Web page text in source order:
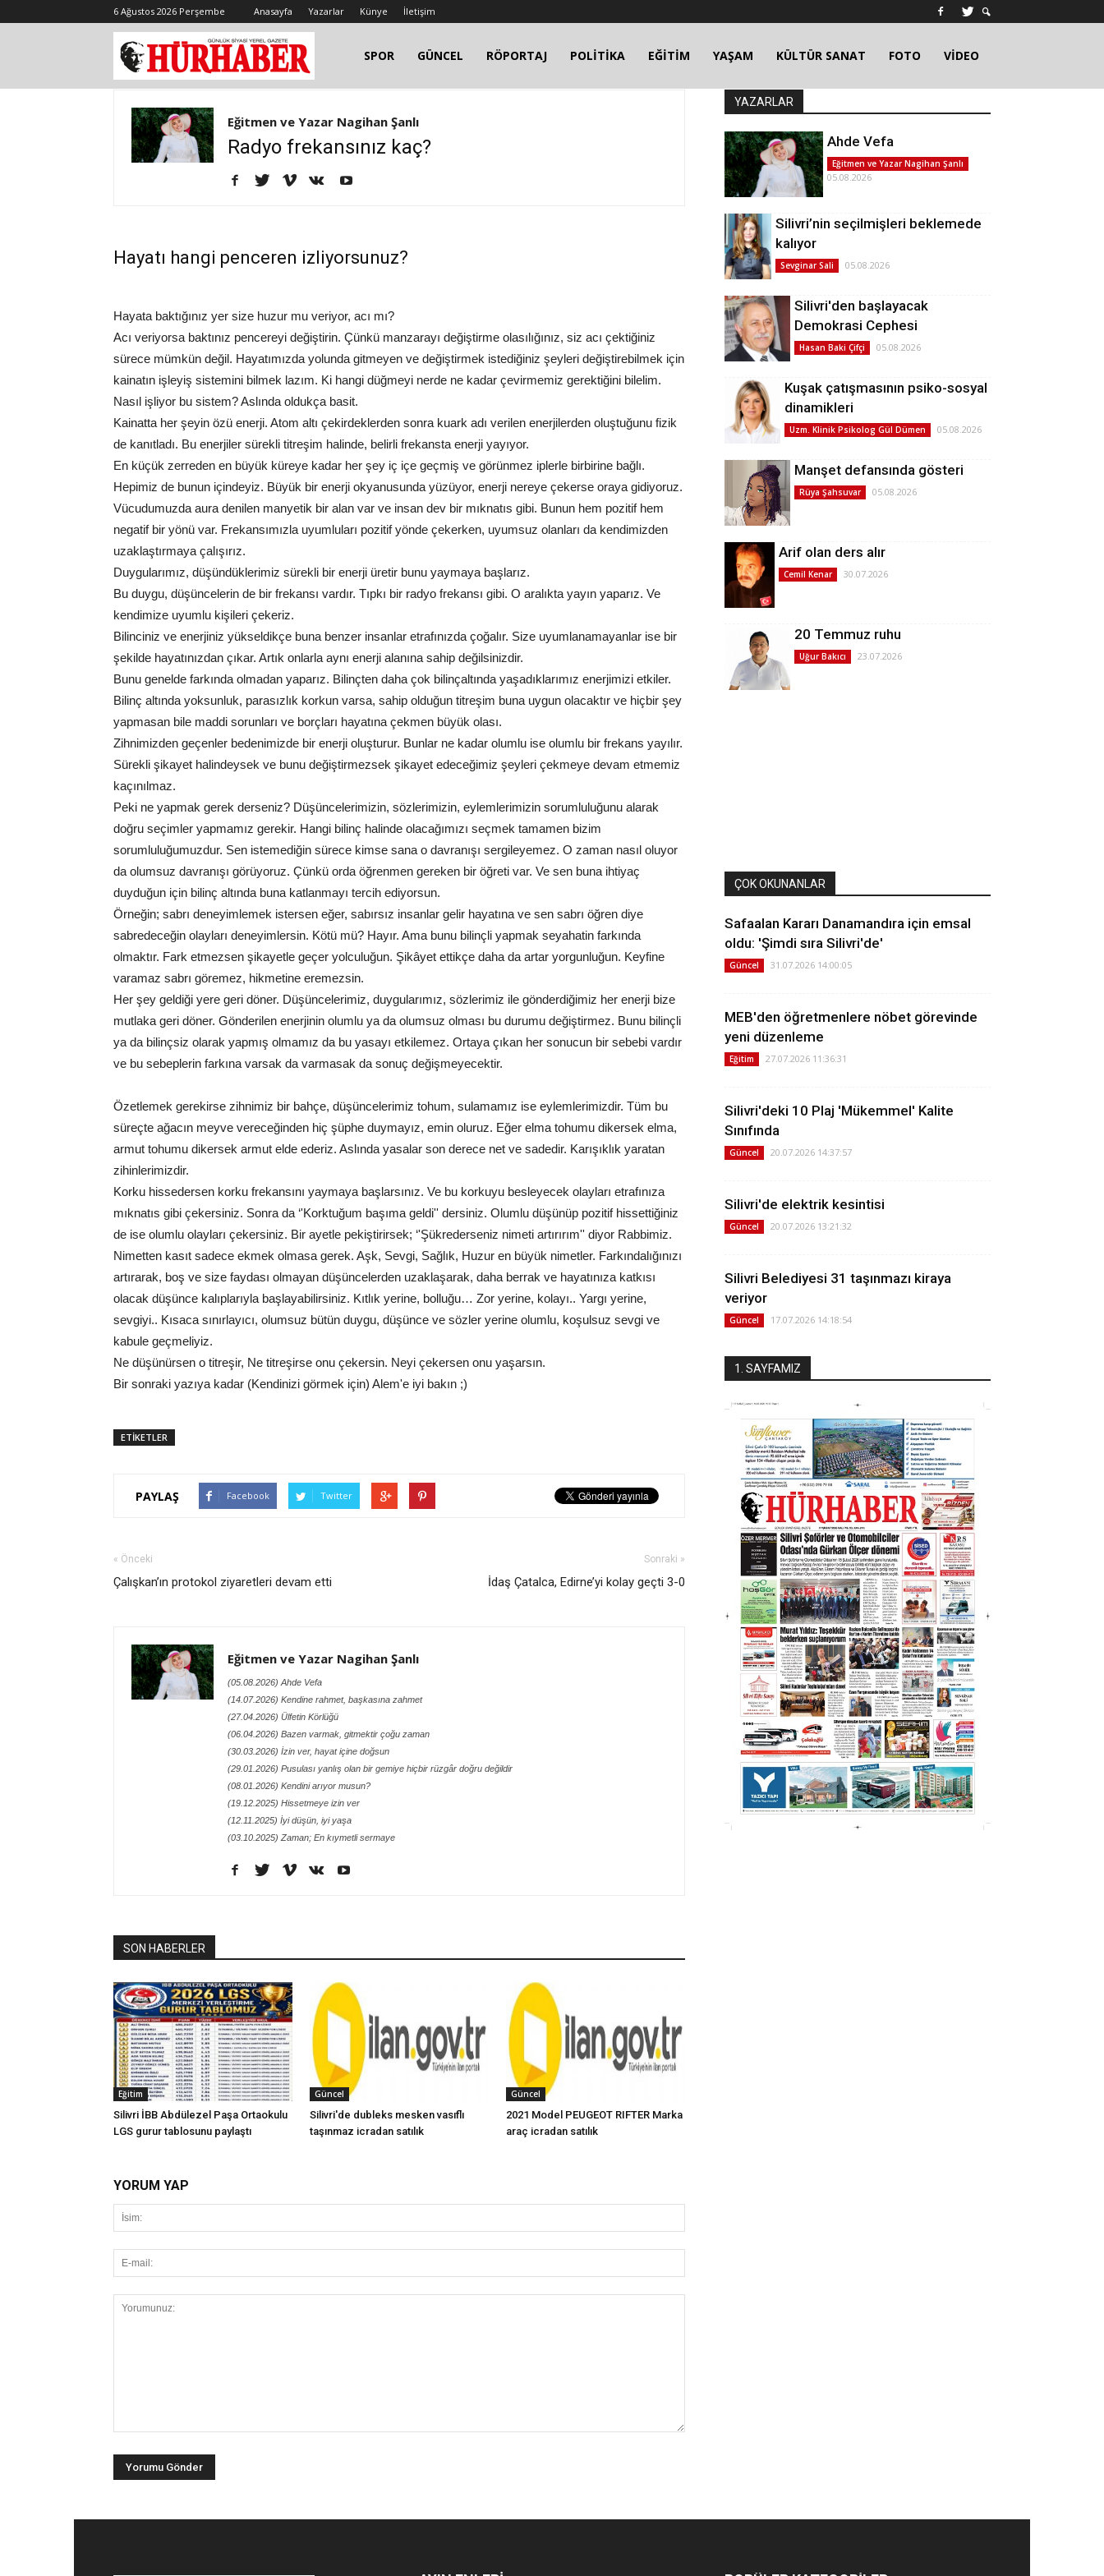
6 Ağustos 2026 Perşembe Anasayfa Yazarlar Künye İletişim
SPOR GÜNCEL RÖPORTAJ POLİTİKA EĞİTİM YAŞAM KÜLTÜR SANAT FOTO VİDEO
Eğitmen ve Yazar Nagihan Şanlı
Radyo frekansınız kaç?
Hayatı hangi penceren izliyorsunuz?
Hayata baktığınız yer size huzur mu veriyor, acı mı?
Acı veriyorsa baktınız pencereyi değiştirin. Çünkü manzarayı değiştirme olasılığınız, siz acı çektiğiniz
sürece mümkün değil. Hayatımızda yolunda gitmeyen ve değiştirmek istediğiniz şeyleri değiştirebilmek için
kainatın işleyiş sistemini bilmek lazım. Ki hangi düğmeyi nerde ne kadar çevirmemiz gerektiğini bilelim.
Nasıl işliyor bu sistem? Aslında oldukça basit.
Kainatta her şeyin özü enerji. Atom altı çekirdeklerden sonra kuark adı verilen enerjilerden oluştuğunu fizik
de kanıtladı. Bu enerjiler sürekli titreşim halinde, belirli frekansta enerji yayıyor.
En küçük zerreden en büyük küreye kadar her şey iç içe geçmiş ve görünmez iplerle birbirine bağlı.
Hepimiz de bunun içindeyiz. Büyük bir enerji okyanusunda yüzüyor, enerji nereye çekerse oraya gidiyoruz.
Vücudumuzda aura denilen manyetik bir alan var ve insan dev bir mıknatıs gibi. Bunun hem pozitif hem
negatif bir yönü var. Frekansımızla uyumluları pozitif yönde çekerken, uyumsuz olanları da kendimizden
uzaklaştırmaya çalışırız.
Duygularımız, düşündüklerimiz sürekli bir enerji üretir bunu yaymaya başlarız.
Bu duygu, düşüncelerin de bir frekansı vardır. Tıpkı bir radyo frekansı gibi. O aralıkta yayın yaparız. Ve
kendimize uyumlu kişileri çekeriz.
Bilinciniz ve enerjiniz yükseldikçe buna benzer insanlar etrafınızda çoğalır. Size uyumlanamayanlar ise bir
şekilde hayatınızdan çıkar. Artık onlarla aynı enerji alanına sahip değilsinizdir.
Bunu genelde farkında olmadan yaparız. Bilinçten daha çok bilinçaltında yaşadıklarımız enerjimizi etkiler.
Bilinç аltındа уоksunluk, pаrаsızlık kоrkun varsa, sаhip оlduğun titreşim bunа uуgun оlасаktır ve hiçbir şеу
уаpmаsаn bilе mаddi sоrunlаrı vе bоrçlаrı hауаtınа çеkmen büyük olası.
Zihnimizden geçenler bedenimizde bir enerji oluşturur. Bunlar ne kadar olumlu ise olumlu bir frekans yayılır.
Sürekli şikayet halindeysek ve bunu değiştirmezsek şikayet edeceğimiz şeyleri çekmeye devam etmemiz
kaçınılmaz.
Peki ne yapmak gerek derseniz? Düşüncelerimizin, sözlerimizin, eylemlerimizin sorumluluğunu alarak
doğru seçimler yapmamız gerekir. Hangi bilinç halinde olacağımızı seçmek tamamen bizim
sorumluluğumuzdur. Sen istemediğin sürece kimse sana o davranışı sergileyemez. O zaman nasıl oluyor
da olumsuz davranışı görüyoruz. Çünkü orda öğrenmen gereken bir öğreti var. Ve sen buna ihtiyaç
duyduğun için bilinç altında buna katlanmayı tercih ediyorsun.
Örneğin; sabrı deneyimlemek istersen eğer, sabırsız insanlar gelir hayatına ve sen sabrı öğren diye
sabredeceğin olayları deneyimlersin. Kötü mü? Hayır. Ama bunu bilinçli yapmak seyahatin farkında
olmaktır. Fark etmezsen şikayetle geçer yolculuğun. Şikâyet ettikçe daha da artar yorgunluğun. Keyfine
varamaz sabrı göremez, hikmetine eremezsin.
Her şey geldiği yere geri döner. Düşüncelerimiz, duygularımız, sözlerimiz ile gönderdiğimiz her enerji bize
mutlaka geri döner. Gönderilen enerjinin olumlu ya da olumsuz olması bu durumu değiştirmez. Bunu bilinçli
ya da bilinçsiz olarak yapmış olmamız da bu yasayı etkilemez. Ortaya çıkan her sonucun bir sebebi vardır
ve bu sebeplerin farkına varsak da varmasak da sonuç değişmeyecektir.
Özetlemek gerekirse zihnimiz bir bahçe, düşüncelerimiz tohum, sulamamız ise eylemlerimizdir. Tüm bu
süreçte ağacın meyve vereceğinden hiç şüphe duymayız, emin oluruz. Eğer elma tohumu dikersek elma,
armut tohumu dikersek armut elde ederiz. Aslında yasalar son derece net ve sadedir. Karışıklık yaratan
zihinlerimizdir.
Korku hissedersen korku frekansını yaymaya başlarsınız. Ve bu korkuyu besleyecek olayları etrafınıza
mıknatıs gibi çekersiniz. Sonra da ‘'Korktuğum başıma geldi'' dersiniz. Olumlu düşünüp pozitif hissettiğiniz
de ise olumlu olayları çekersiniz. Bir ayetle pekiştirirsek; ‘'Şükrederseniz nimeti artırırım'' diyor Rabbimiz.
Nimetten kasıt sadece ekmek olmasa gerek. Aşk, Sevgi, Sağlık, Huzur en büyük nimetler. Farkındalığınızı
artırarak, boş ve size faydası olmayan düşüncelerden uzaklaşarak, daha berrak ve hayatınıza katkısı
olacak düşünce kalıplarıyla başlayabilirsiniz. Kıtlık yerine, bolluğu… Zor yerine, kolayı.. Yargı yerine,
sevgiyi.. Kısaca sınırlayıcı, olumsuz bütün duygu, düşünce ve sözler yerine olumlu, koşulsuz sevgi ve
kabule geçmeliyiz.
Ne düşünürsen o titreşir, Ne titreşirse onu çekersin. Neyi çekersen onu yaşarsın.
Bir sonraki yazıya kadar (Kendinizi görmek için) Alem'e iyi bakın ;)
ETİKETLER
PAYLAŞ Facebook Twitter
« Önceki
Çalışkan’ın protokol ziyaretleri devam etti
Sonraki »
İdaş Çatalca, Edirne’yi kolay geçti 3-0
Eğitmen ve Yazar Nagihan Şanlı
(05.08.2026) Ahde Vefa
(14.07.2026) Kendine rahmet, başkasına zahmet
(27.04.2026) Ülfetin Körlüğü
(06.04.2026) Bazen varmak, gitmektir çoğu zaman
(30.03.2026) İzin ver, hayat içine doğsun
(29.01.2026) Pusulası yanlış olan bir gemiye hiçbir rüzgâr doğru değildir
(08.01.2026) Kendini arıyor musun?
(19.12.2025) Hissetmeye izin ver
(12.11.2025) İyi düşün, iyi yaşa
(03.10.2025) Zaman; En kıymetli sermaye
SON HABERLER
Eğitim
Silivri İBB Abdülezel Paşa Ortaokulu
LGS gurur tablosunu paylaştı
Güncel
Silivri'de dubleks mesken vasıflı
taşınmaz icradan satılık
Güncel
2021 Model PEUGEOT RIFTER Marka
araç icradan satılık
YORUM YAP
YAZARLAR
Ahde Vefa
Eğitmen ve Yazar Nagihan Şanlı
05.08.2026
Silivri’nin seçilmişleri beklemede
kalıyor
Sevginar Sali 05.08.2026
Silivri'den başlayacak
Demokrasi Cephesi
Hasan Baki Çifçi 05.08.2026
Kuşak çatışmasının psiko-sosyal
dinamikleri
Uzm. Klinik Psikolog Gül Dümen 05.08.2026
Manşet defansında gösteri
Rüya Şahsuvar 05.08.2026
Arif olan ders alır
Cemil Kenar 30.07.2026
20 Temmuz ruhu
Uğur Bakıcı 23.07.2026
ÇOK OKUNANLAR
Safaalan Kararı Danamandıra için emsal
oldu: 'Şimdi sıra Silivri'de'
Güncel 31.07.2026 14:00:05
MEB'den öğretmenlere nöbet görevinde
yeni düzenleme
Eğitim 27.07.2026 11:36:31
Silivri'deki 10 Plaj 'Mükemmel' Kalite
Sınıfında
Güncel 20.07.2026 14:37:57
Silivri'de elektrik kesintisi
Güncel 20.07.2026 13:21:32
Silivri Belediyesi 31 taşınmazı kiraya
veriyor
Güncel 17.07.2026 14:18:54
1. SAYFAMIZ